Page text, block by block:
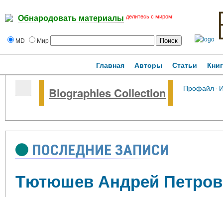
Обнародовать материалы делитесь с миром!
MD Мир
Главная Авторы Статьи
Biographies Collection Профайл·
ПОСЛЕДНИЕ ЗАПИСИ
Тютюшев Андрей